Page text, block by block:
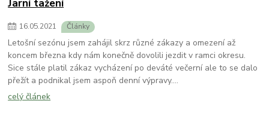
16.05.2021 Články
Letošní sezónu jsem zahájil skrz různé zákazy a omezení až
koncem března kdy nám konečně dovolili jezdit v ramci okresu.
Sice stále platil zákaz vycházení po deváté večerní ale to se dalo
přežít a podnikal jsem aspoň denní výpravy....
celý článek